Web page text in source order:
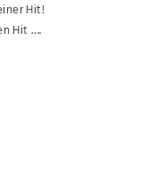
Hit!
Hit ….